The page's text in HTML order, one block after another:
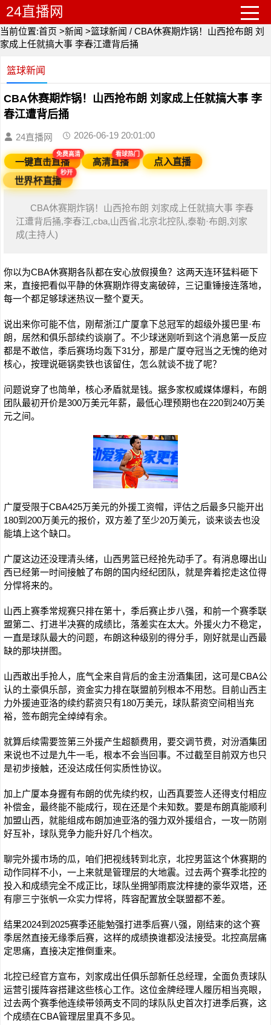
24直播网
当前位置:首页 >新闻 >篮球新闻 / CBA休赛期炸锅！山西抢布朗 刘
家成上任就搞大事 李春江遭背后捅
篮球新闻
CBA休赛期炸锅！山西抢布朗 刘家成上任就搞大事 李
春江遭背后捅
24直播网 2026-06-19 20:01:00
一键直击直播
免费高清
高清直播
看球热门
点入直播
世界杯直播
秒开
CBA休赛期炸锅！山西抢布朗 刘家成上任就搞大事 李春
江遭背后捅,李春江,cba,山西省,北京北控队,泰勒·布朗,刘家
成(主持人)
你以为CBA休赛期各队都在安心放假摸鱼？这两天连环猛料砸下
来，直接把看似平静的休赛期炸得支离破碎，三记重锤接连落地，
每一个都足够球迷热议一整个夏天。
说出来你可能不信，刚帮浙江广厦拿下总冠军的超级外援巴里·布
朗，居然和俱乐部续约谈崩了。不少球迷刚听到这个消息第一反应
都是不敢信，季后赛场均轰下31分，那是广厦夺冠当之无愧的绝对
核心，按理说砸锅卖铁也该留住，怎么就谈不拢了呢？
问题说穿了也简单，核心矛盾就是钱。据多家权威媒体爆料，布朗
团队最初开价是300万美元年薪，最低心理预期也在220到240万美
元之间。
广厦受限于CBA425万美元的外援工资帽，评估之后最多只能开出
180到200万美元的报价，双方差了至少20万美元，谈来谈去也没
能填上这个缺口。
广厦这边还没理清头绪，山西男篮已经抢先动手了。有消息曝出山
西已经第一时间接触了布朗的国内经纪团队，就是奔着挖走这位得
分悍将来的。
山西上赛季常规赛只排在第十，季后赛止步八强，和前一个赛季联
盟第二、打进半决赛的成绩比，落差实在太大。外援火力不稳定，
一直是球队最大的问题，布朗这种级别的得分手，刚好就是山西最
缺的那块拼图。
山西敢出手抢人，底气全来自背后的金主汾酒集团，这可是CBA公
认的土豪俱乐部，资金实力排在联盟前列根本不用愁。目前山西主
力外援迪亚洛的续约薪资只有180万美元，球队薪资空间相当充
裕，签布朗完全绰绰有余。
就算后续需要签第三外援产生超额费用，要交调节费，对汾酒集团
来说也不过是九牛一毛，根本不会当回事。不过截至目前双方也只
是初步接触，还没达成任何实质性协议。
加上广厦本身握有布朗的优先续约权，山西真要签人还得支付相应
补偿金，最终能不能成行，现在还是个未知数。要是布朗真能顺利
加盟山西，就能组成布朗加迪亚洛的强力双外援组合，一攻一防刚
好互补，球队竞争力能升好几个档次。
聊完外援市场的瓜，咱们把视线转到北京，北控男篮这个休赛期的
动作同样不小，一上来就是管理层的大地震。过去两个赛季北控的
投入和成绩完全不成正比，球队坐拥邹雨宸沈梓捷的豪华双塔，还
有廖三宁张帆一众实力悍将，阵容配置放全联盟都不差。
结果2024到2025赛季还能勉强打进季后赛八强，刚结束的这个赛
季居然直接无缘季后赛，这样的成绩换谁都没法接受。北控高层痛
定思痛，直接决定推倒重来。
北控已经官方宣布，刘家成出任俱乐部新任总经理，全面负责球队
运营引援阵容搭建这些核心工作。这位金牌经理人履历相当亮眼，
过去两个赛季他连续带领两支不同的球队队史首次打进季后赛，这
个成绩在CBA管理层里真不多见。